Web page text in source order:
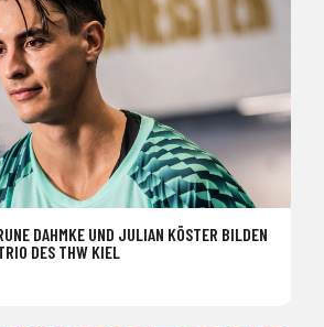
DAHMKE UND JULIAN KÖSTER BILDEN
DES THW KIEL